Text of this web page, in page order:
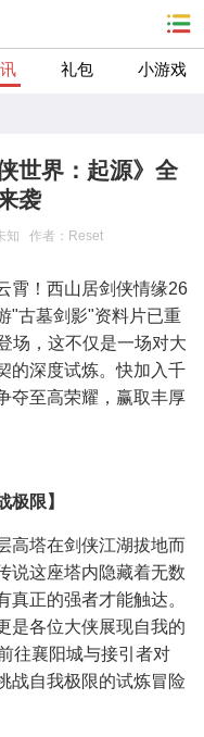
礼包 小游戏
世界：起源》全
袭
知 作者：Reset
霄！西山居剑侠情缘26
"古墓剑影"资料片已重
场，这不仅是一场对大
的深度试炼。快加入千
夺至高荣耀，赢取丰厚
极限】
高塔在剑侠江湖拔地而
说这座塔内隐藏着无数
正的强者才能触达。
是各位大侠展现自我的
往襄阳城与接引者对
战自我极限的试炼冒险